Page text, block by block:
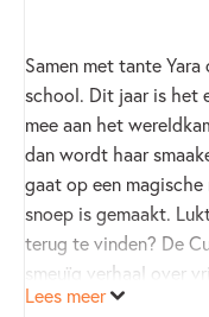
Samen met tante
school. Dit jaar is het
mee aan het
dan wordt haar
gaat op een
snoep is gemaakt.
terug te vinden? De
smeuïg verhaal over
lekkernijen.
Lees meer